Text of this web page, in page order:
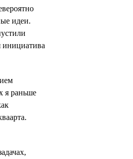
идеи.
инициатива
я раньше